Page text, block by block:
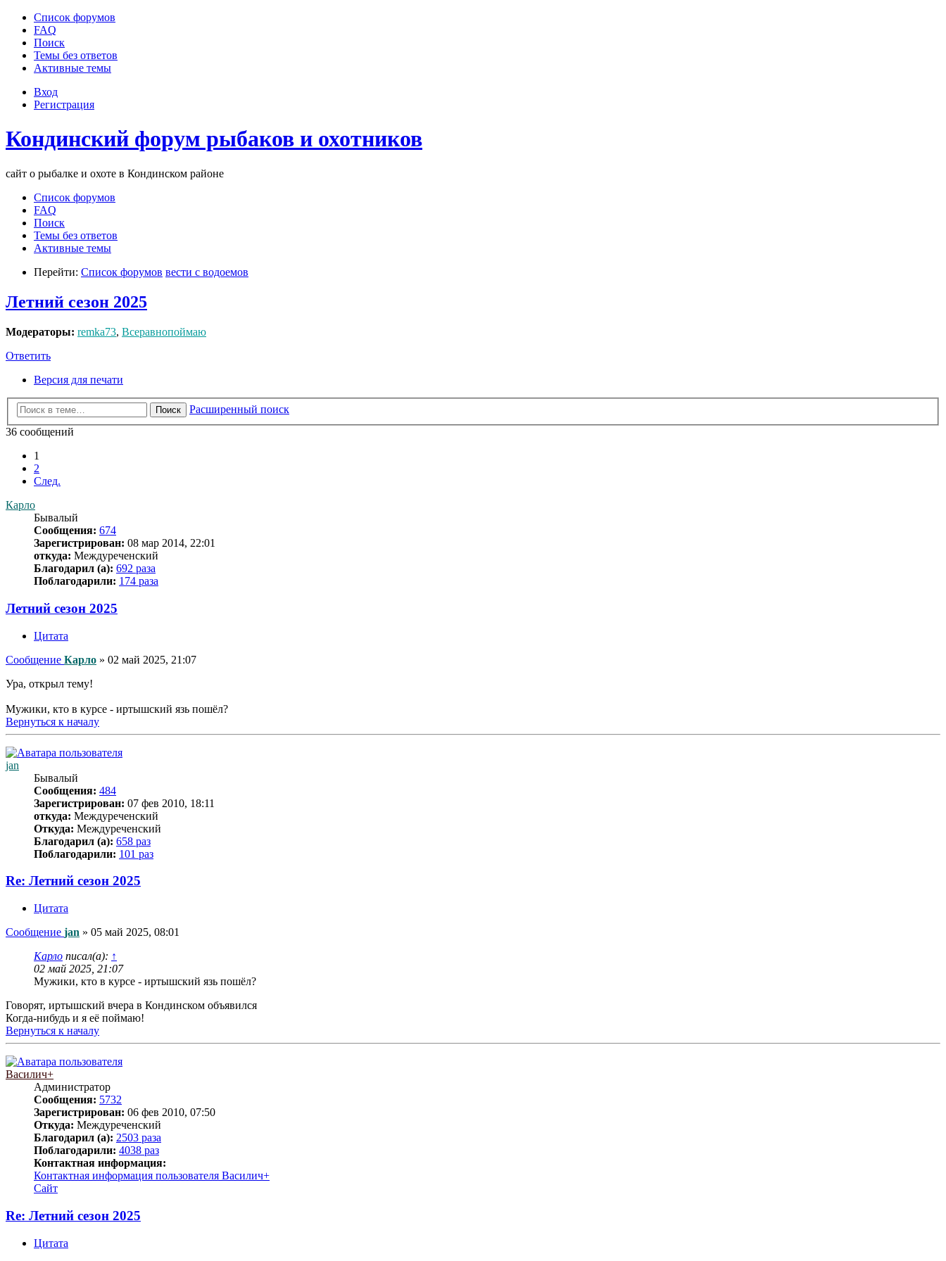
Список форумов
FAQ
Поиск
Темы без ответов
Активные темы
Вход
Регистрация
Кондинский форум рыбаков и охотников
сайт о рыбалке и охоте в Кондинском районе
Список форумов
FAQ
Поиск
Темы без ответов
Активные темы
Перейти: Список форумов вести с водоемов
Летний сезон 2025
Модераторы: remka73, Всеравнопоймаю
Ответить
Версия для печати
Поиск
Расширенный поиск
36 сообщений
1
2
След.
Карло
Бывалый
Сообщения: 674
Зарегистрирован: 08 мар 2014, 22:01
откуда: Междуреченский
Благодарил (а): 692 раза
Поблагодарили: 174 раза
Летний сезон 2025
Цитата
Сообщение Карло » 02 май 2025, 21:07
Ура, открыл тему!
Мужики, кто в курсе - иртышский язь пошёл?
Вернуться к началу
jan
Бывалый
Сообщения: 484
Зарегистрирован: 07 фев 2010, 18:11
откуда: Междуреченский
Откуда: Междуреченский
Благодарил (а): 658 раз
Поблагодарили: 101 раз
Re: Летний сезон 2025
Цитата
Сообщение jan » 05 май 2025, 08:01
Карло писал(а): ↑
02 май 2025, 21:07
Мужики, кто в курсе - иртышский язь пошёл?
Говорят, иртышский вчера в Кондинском объявился
Когда-нибудь и я её поймаю!
Вернуться к началу
Василич+
Администратор
Сообщения: 5732
Зарегистрирован: 06 фев 2010, 07:50
Откуда: Междуреченский
Благодарил (а): 2503 раза
Поблагодарили: 4038 раз
Контактная информация:
Контактная информация пользователя Василич+
Сайт
Re: Летний сезон 2025
Цитата